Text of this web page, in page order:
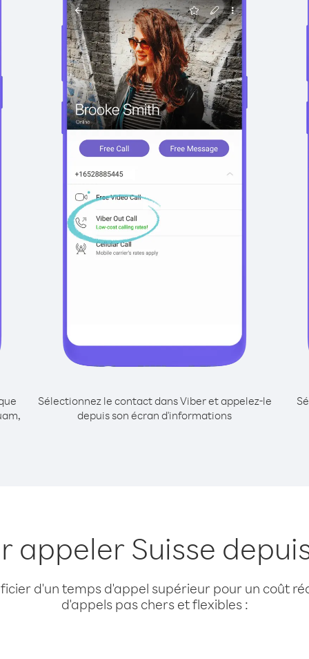
Sélectionnez le contact dans Viber et appelez-le
depuis son écran d'informations
appeler Suisse
d'un temps d'appel supérieur pour un coût
d'appels pas chers et flexibles :